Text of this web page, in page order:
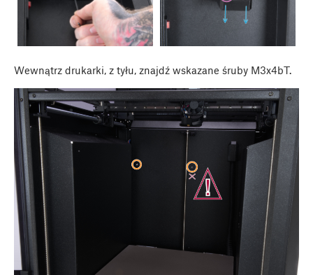
Wewnątrz drukarki, z tyłu, znajdź wskazane śruby M3x4bT.